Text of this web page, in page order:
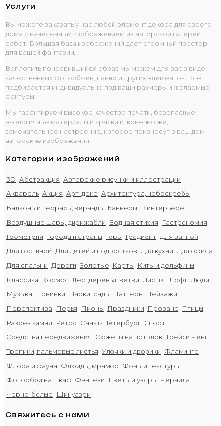
Услуги
Вы можете заказать у нас любой элемент декора для своего
дома с нанесенным изображением из авторской галереи
работ. Большая база изображений дает огромный простор
для вашей фантазии.
Воплотить понравившийся образ мы можем для вас в виде
качественных фотообоев, панно и других элементов. Все
подбирается индивидуально под ваши размеры и желаемые
фактуры.
Мы гарантируем высокое качество печати, безопасные
экологичные материалы и краски и, конечно же,
замечательное настроение, которое привнесут в ваш дом
авторские изображения.
Категории изображений
3D Абстракция Авторские рисунки и иллюстрации
Акварель Акция Арт-деко Архитектура, небоскребы
Балконы и террасы, веранды
Баннеры
В интерьере
Воздушные шары, дирижабли
Водная стихия
Гастрономия
Геометрия
Города и страны Горы Градиент Для ванной
Для гостиной Для детей и подростков Для кухни Для офиса
Для спальни Дороги Золотые Карты
Киты и дельфины
Классика
Космос Лес, деревья, ветви Листья Лофт Люди
Музыка
Новинки Парки, сады Паттерн
Пейзажи
Перспектива
Перья Пионы Праздники Прованс
Птицы
Разрез камня
Ретро Санкт-Петербург Спорт
Средства передвижения Сюжеты на потолок Трейси Ченг
Тропики, пальмовые листья Улочки и дворики Фламинго
Флора и фауна Флюиды, мрамор Фоны и текстуры
Фотообои на шкаф Фэнтези Цветы и узоры Чернила
Черно-белые
Шинуазри
Свяжитесь с нами